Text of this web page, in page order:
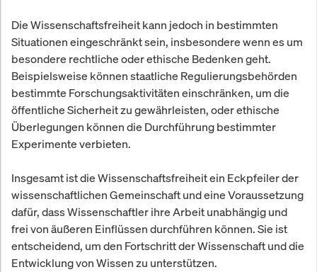
Die Wissenschaftsfreiheit kann jedoch in bestimmten
Situationen eingeschränkt sein, insbesondere wenn es um
besondere rechtliche oder ethische Bedenken geht.
Beispielsweise können staatliche Regulierungsbehörden
bestimmte Forschungsaktivitäten einschränken, um die
öffentliche Sicherheit zu gewährleisten, oder ethische
Überlegungen können die Durchführung bestimmter
Experimente verbieten.
Insgesamt ist die Wissenschaftsfreiheit ein Eckpfeiler der
wissenschaftlichen Gemeinschaft und eine Voraussetzung
dafür, dass Wissenschaftler ihre Arbeit unabhängig und
frei von äußeren Einflüssen durchführen können. Sie ist
entscheidend, um den Fortschritt der Wissenschaft und die
Entwicklung von Wissen zu unterstützen.